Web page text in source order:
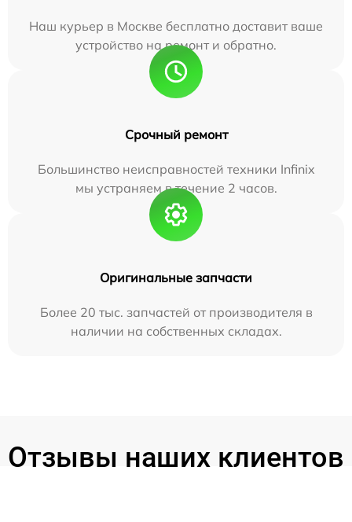
Наш курьер в Москве бесплатно доставит ваше
устройство на ремонт и обратно.
Срочный ремонт
Большинство неисправностей техники Infinix
мы устраняем в течение 2 часов.
Оригинальные запчасти
Более 20 тыс. запчастей от производителя в
наличии на собственных складах.
Отзывы наших клиентов